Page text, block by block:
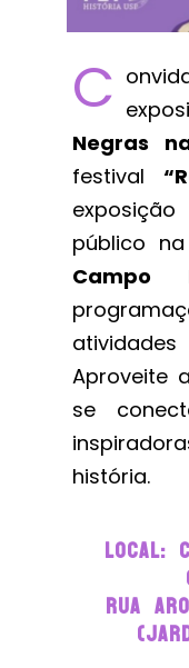
C
Negras
festival
público na
Campo
Aproveite
se
história.
Local:
Rua